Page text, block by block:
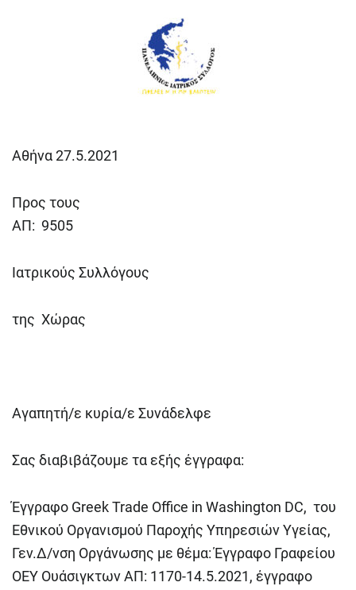
Αθήνα 27.5.2021
Προς τους
ΑΠ: 9505
Ιατρικούς Συλλόγους
της Χώρας
Αγαπητή/ε κυρία/ε Συνάδελφε
Σας διαβιβάζουμε τα εξής έγγραφα:
Έγγραφο Greek Trade Office in Washington DC, του
Εθνικού Οργανισμού Παροχής Υπηρεσιών Υγείας,
Γεν.Δ/νση Οργάνωσης με θέμα: Έγγραφο Γραφείου
ΟΕΥ Ουάσιγκτων ΑΠ: 1170-14.5.2021, έγγραφο